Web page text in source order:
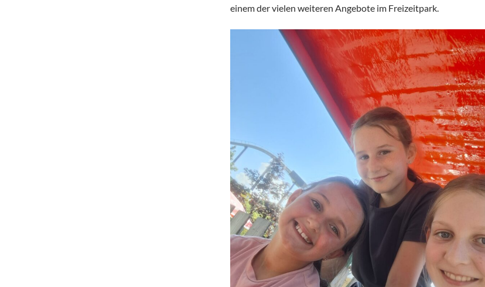
einem der vielen weiteren Angebote im Freizeitpark.